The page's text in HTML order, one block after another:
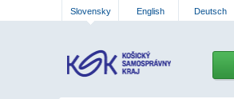
Slovensky English Deutsch